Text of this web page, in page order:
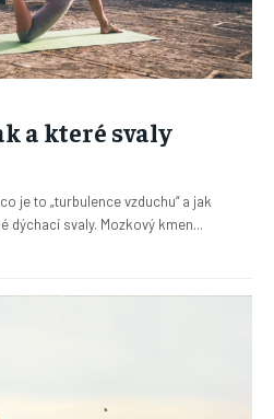
a které svaly
je to „turbulence vzduchu“ a jak
během cvičení ovládat pomocné dýchací svaly. Mozkový kmen...